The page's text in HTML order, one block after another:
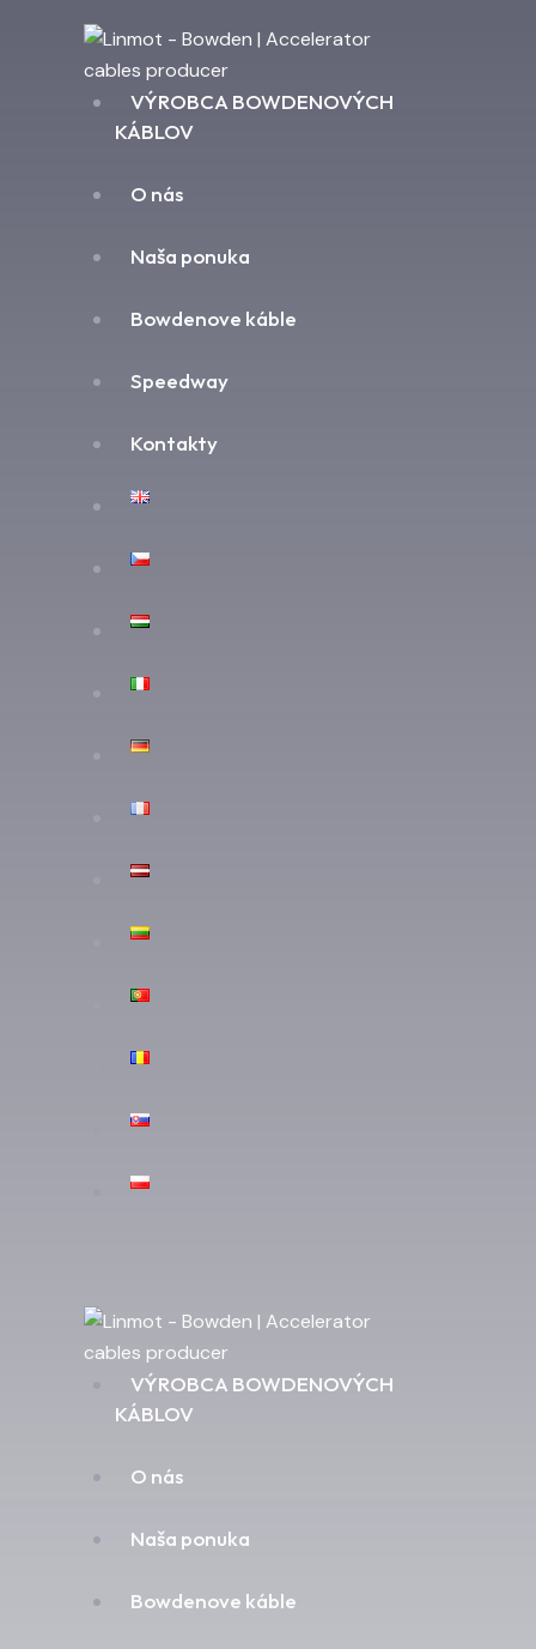
VÝROBCA BOWDENOVÝCH
KÁBLOV
O nás
Naša ponuka
Bowdenove káble
Speedway
Kontakty
VÝROBCA BOWDENOVÝCH
KÁBLOV
O nás
Naša ponuka
Bowdenove káble